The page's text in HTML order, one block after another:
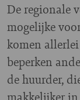
De regionale
mogelijke
komen
beperken
de huurder,